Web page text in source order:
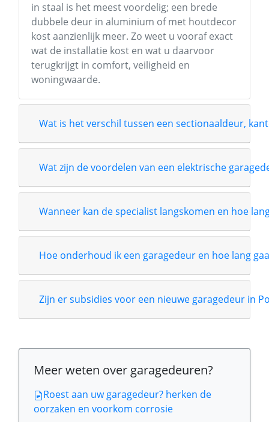
in staal is het meest voordelig; een brede
dubbele deur in aluminium of met houtdecor
kost aanzienlijk meer. Zo weet u vooraf exact
wat de installatie kost en wat u daarvoor
terugkrijgt in comfort, veiligheid en
woningwaarde.
Wat is het verschil tussen een sectionaaldeur,
Wat zijn de voordelen van een elektrische
Wanneer kan de specialist langskomen en hoe
Hoe onderhoud ik een garagedeur en hoe lang
Zijn er subsidies voor een nieuwe garagedeur in
Meer weten over garagedeuren?
Roest aan uw garagedeur? herken de
oorzaken en voorkom corrosie